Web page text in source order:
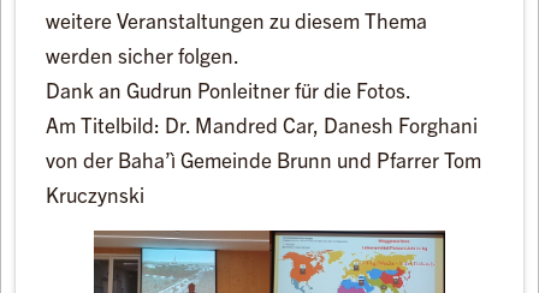
weitere Veranstaltungen zu diesem Thema
werden sicher folgen.
Dank an Gudrun Ponleitner für die Fotos.
Am Titelbild: Dr. Mandred Car, Danesh Forghani
von der Baha’ì Gemeinde Brunn und Pfarrer Tom
Kruczynski